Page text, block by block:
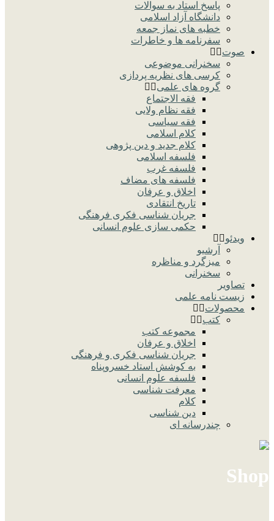
پاسخ استاد به سوالات
دانشگاه آزاد اسلامی
خطبه های نماز جمعه
سفرنامه ها و خاطرات
صوت
سخنرانی موضوعی
کرسی های نظریه پردازی
گروه های علمی
فقه الاجتماع
فقه نظام ولایی
فقه سیاسی
کلام اسلامی
کلام جدید و دین پژوهی
فلسفه اسلامی
فلسفه غرب
فلسفه های مضاف
اخلاق و عرفان
تاریخ انتقادی
جریان شناسی فکری فرهنگی
حکمی سازی علوم انسانی
ویدئو
آرشیو
میزگرد و مناظره
سخنرانی
تصاویر
زیست نامه علمی
محصولات
کتب
مجموعه کتب
اخلاق و عرفان
جریان شناسی فکری و فرهنگی
به کوشش استاد خسروپناه
فلسفه علوم انسانی
معرفت شناسی
کلام
دین شناسی
چندرسانه ای
Shop